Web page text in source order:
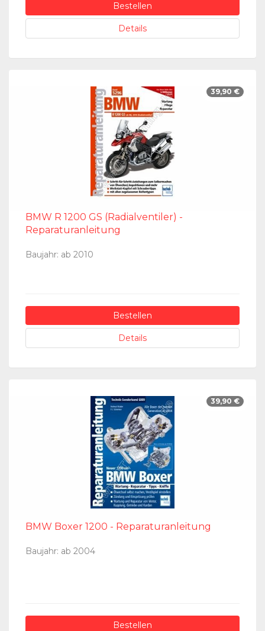
Bestellen
Details
39,90 €
BMW R 1200 GS (Radialventiler) -
Reparaturanleitung
Baujahr: ab 2010
Bestellen
Details
39,90 €
BMW Boxer 1200 - Reparaturanleitung
Baujahr: ab 2004
Bestellen